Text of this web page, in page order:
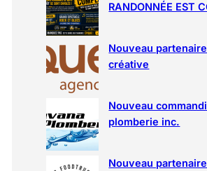
RANDONNÉE EST
Nouveau
créative
Nouveau
plomberie inc.
Nouveau